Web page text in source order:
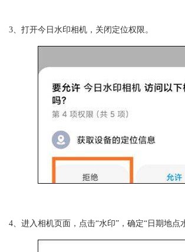
3、打开今日水印相机，关闭定位权限。
4、进入相机页面，点击“水印”，确定“日期地点